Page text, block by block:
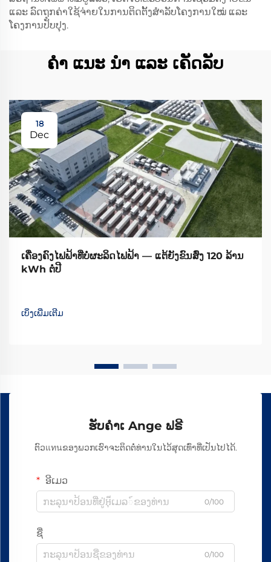
ແລະ ລົດຖຸກຄ່າໃຊ້ຈ່າຍໃນການຕິດຕັ້ງສຳລັບໂຄງການໃໝ່ ແລະ
ໂຄງການປັບປຸງ.
ຄໍາ ແນະ ນໍາ ແລະ ເຄັດລັບ
18
Dec
ເຄື່ອງຄົງໄຟຟ້າທີ່ບໍ່ຜະລິດໄຟຟ້າ — ແຕ້ຍັງຂົນສົ່ງ 120 ລ້ານ
kWh ຕໍ່ປີ
ເບິ່ງເພີ່ມເຕີມ
ຮັບຄຳເ Ange ຟຣີ
ຕົວแทนຂອງພວກເຮົາຈະຕິດຕໍ່ທ່ານໃນໄວ້ສຸດເທົ່າທີ່ເປັນໄປໄດ້.
ອີເມວ
0/100
ຊື່
0/100